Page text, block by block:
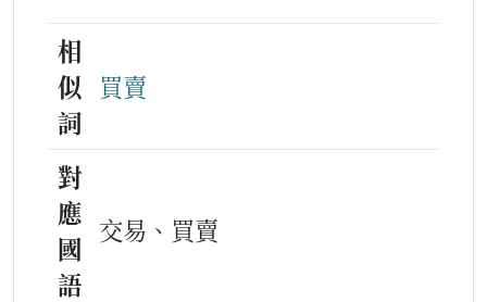
相
似
詞
買賣
對
應
國
語
交易、買賣